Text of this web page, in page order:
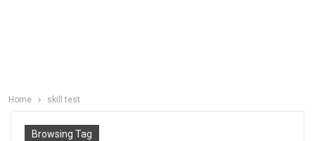
Home skill test
Browsing Tag